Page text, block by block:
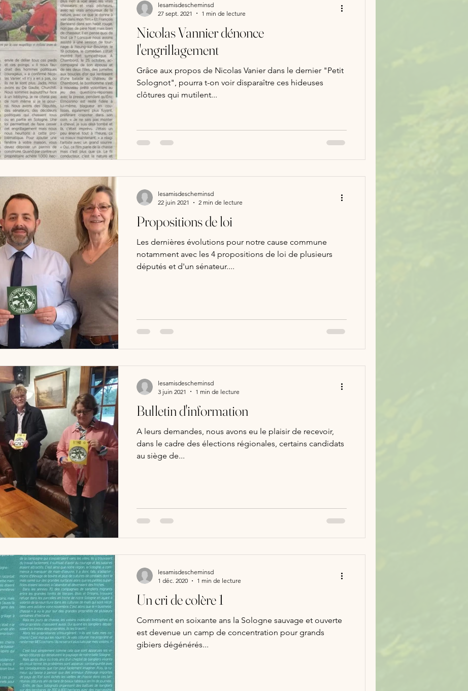
Nicolas Vannier dénonce
l'engrillagement
Grâce aux propos de Nicolas Vanier dans le dernier "Petit
Solognot", pourra t-on voir disparaître ces hideuses
clôtures qui mutilent...
lesamisdescheminsd
27 sept. 2021
1 min de lecture
Propositions de loi
Les dernières évolutions pour notre cause commune
notamment avec les 4 propositions de loi de plusieurs
députés et d'un sénateur....
lesamisdescheminsd
22 juin 2021
2 min de lecture
Bulletin d'information
A leurs demandes, nous avons eu le plaisir de recevoir,
dans le cadre des élections régionales, certains candidats
au siège de...
lesamisdescheminsd
3 juin 2021
1 min de lecture
Un cri de colère 1
Comment en soixante ans la Sologne sauvage et ouverte
est devenue un camp de concentration pour grands
gibiers dégénérés...
lesamisdescheminsd
1 déc. 2020
1 min de lecture